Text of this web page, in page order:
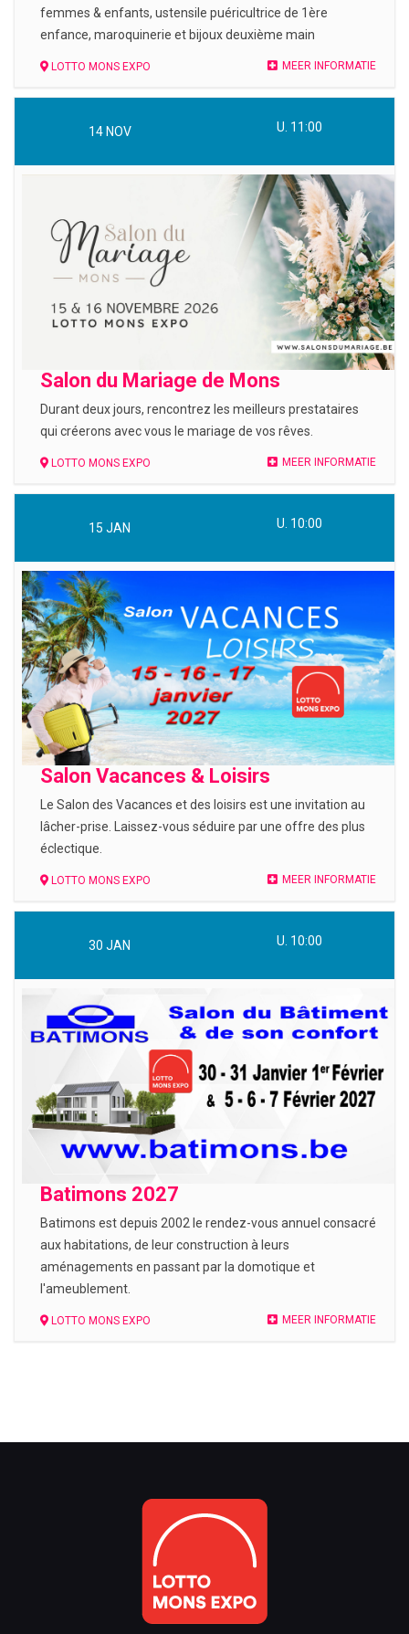
femmes & enfants, ustensile puéricultrice de 1ère
enfance, maroquinerie et bijoux deuxième main
LOTTO MONS EXPO MEER INFORMATIE
14 NOV U. 11:00
Salon du Mariage de Mons
Durant deux jours, rencontrez les meilleurs prestataires
qui créerons avec vous le mariage de vos rêves.
LOTTO MONS EXPO MEER INFORMATIE
15 JAN U. 10:00
Salon Vacances & Loisirs
Le Salon des Vacances et des loisirs est une invitation au
lâcher-prise. Laissez-vous séduire par une offre des plus
éclectique.
LOTTO MONS EXPO MEER INFORMATIE
30 JAN U. 10:00
Batimons 2027
Batimons est depuis 2002 le rendez-vous annuel consacré
aux habitations, de leur construction à leurs
aménagements en passant par la domotique et
l'ameublement.
LOTTO MONS EXPO MEER INFORMATIE